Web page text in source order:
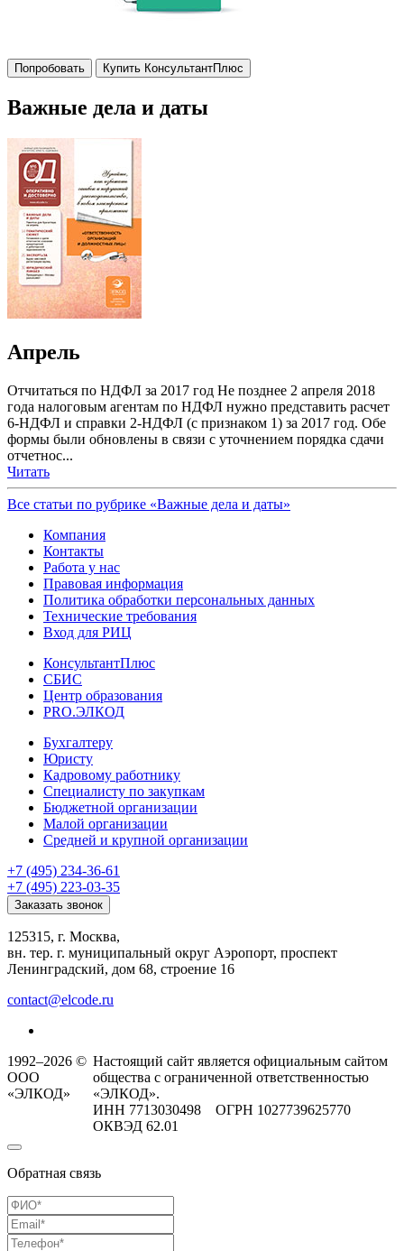
Попробовать Купить КонсультантПлюс
Важные дела и даты
Апрель
Отчитаться по НДФЛ за 2017 год Не позднее 2 апреля 2018
года налоговым агентам по НДФЛ нужно представить расчет
6-НДФЛ и справки 2-НДФЛ (с признаком 1) за 2017 год. Обе
формы были обновлены в связи с уточнением порядка сдачи
отчетнос...
Читать
Все статьи по рубрике «Важные дела и даты»
Компания
Контакты
Работа у нас
Правовая информация
Политика обработки персональных данных
Технические требования
Вход для РИЦ
КонсультантПлюс
СБИС
Центр образования
PRO.ЭЛКОД
Бухгалтеру
Юристу
Кадровому работнику
Специалисту по закупкам
Бюджетной организации
Малой организации
Средней и крупной организации
+7 (495) 234-36-61
+7 (495) 223-03-35
Заказать звонок
125315, г. Москва,
вн. тер. г. муниципальный округ Аэропорт, проспект
Ленинградский, дом 68, строение 16
contact@elcode.ru
1992–2026 ©
ООО
«ЭЛКОД»
Настоящий сайт является официальным сайтом
общества с ограниченной ответственностью
«ЭЛКОД».
ИНН 7713030498 ОГРН 1027739625770
ОКВЭД 62.01
Обратная связь